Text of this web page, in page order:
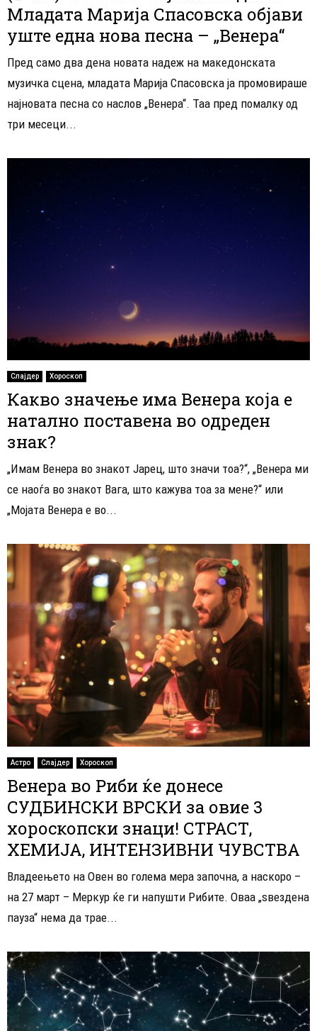
Младата Марија Спасовска објави
уште една нова песна – „Венера“
Пред само два дена новата надеж на македонската
музичка сцена, младата Марија Спасовска ја промовираше
најновата песна со наслов „Венера“. Таа пред помалку од
три месеци...
Слајдер Хороскоп
Какво значење има Венера која е
натално поставена во одреден
знак?
„Имам Венера во знакот Јарец, што значи тоа?“, „Венера ми
се наоѓа во знакот Вага, што кажува тоа за мене?“ или
„Мојата Венера е во...
Астро Слајдер Хороскоп
Венера во Риби ќе донесе
СУДБИНСКИ ВРСКИ за овие 3
хороскопски знаци! СТРАСТ,
ХЕМИЈА, ИНТЕНЗИВНИ ЧУВСТВА
Владеењето на Овен во голема мера започна, а наскоро –
на 27 март – Меркур ќе ги напушти Рибите. Оваа „ѕвездена
пауза“ нема да трае...